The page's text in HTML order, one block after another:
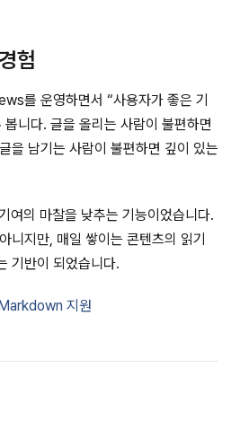
험
를 운영하면서 “사용자가 좋은 기
니다. 글을 올리는 사람이 불편하면
을 남기는 사람이 불편하면 깊이 있는
여의 마찰을 낮추는 기능이었습니다.
니지만, 매일 쌓이는 콘텐츠의 읽기
기반이 되었습니다.
지원